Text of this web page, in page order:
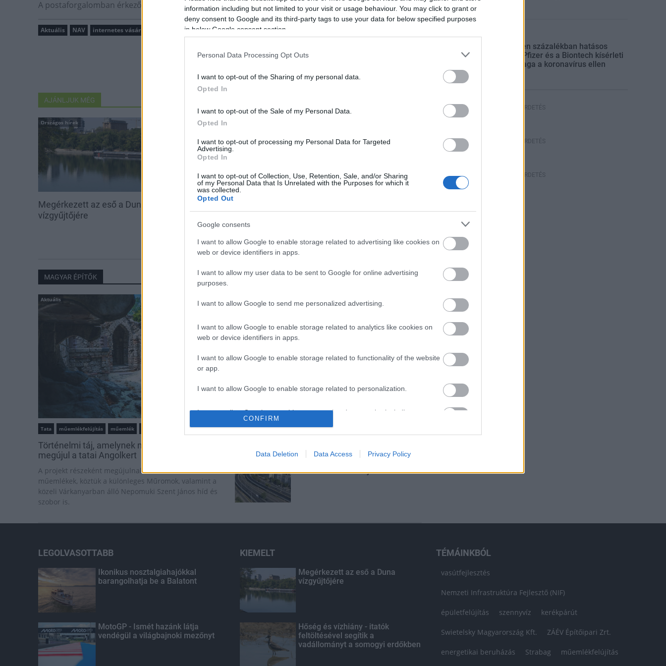
information including but not limited to your visit or usage behaviour. You may click to grant or
deny consent to Google and its third-party tags to use your data for below specified purposes
in below Google consent section.
Personal Data Processing Opt Outs
I want to opt-out of the Sharing of my personal data.
Opted In
I want to opt-out of the Sale of my Personal Data.
Opted In
I want to opt-out of processing my Personal Data for Targeted
Advertising.
Opted In
I want to opt-out of Collection, Use, Retention, Sale, and/or Sharing
of my Personal Data that Is Unrelated with the Purposes for which it
was collected.
Opted Out
Google consents
I want to allow Google to enable storage related to advertising like cookies on
web or device identifiers in apps.
I want to allow my user data to be sent to Google for online advertising
purposes.
I want to allow Google to send me personalized advertising.
I want to allow Google to enable storage related to analytics like cookies on
web or device identifiers in apps.
I want to allow Google to enable storage related to functionality of the website
or app.
I want to allow Google to enable storage related to personalization.
I want to allow Google to enable storage related to security, including
authentication functionality and fraud prevention, and other user protection.
CONFIRM
Data Deletion Data Access Privacy Policy
A postaforgalomban érkező küldeményeket a Magyar Posta Zrt. kezeli - tették hozzá.
Aktuális NAV internetes vásárlás termék rendelés Magyar Posta Zrt.
AJÁNLJUK MÉG
Országos hírek
Megérkezett az eső a Duna
vízgyűjtőjére
Hőség és vízhiány - itatók
vadállományt a somogyi
erdőkben
MAGYAR ÉPÍTŐK
Aktuális
Tata műemlékfelújítás műemlék
Történelmi táj, amelynek minden köve mesél –
megújul a tatai Angolkert
A projekt részeként megújulnak a területen található
műemlékek, köztük a különleges Műromok, valamint a
közeli Várkanyarban álló Nepomuki Szent János híd és
szobor is.
M1 bővítés: már zajlik a teljesen új
Bicske Kelet csomópont építése
Új gyalogosátkelők és jelzőlámpás
csomópont épül Angyalföldön
Másfélszeresére bővítik
református iskoláját
be a Flórián téri felüljárón
Kilencven százalékban hatásos
lehet a Pfizer és a Biontech kísérleti
oltóanyaga a koronavírus ellen
HIRDETÉS
HÍRDETÉS
HÍRDETÉS
LEGOLVASOTTABB
Ikonikus nosztalgiahajókkal
barangolhatja be a Balatont
MotoGP - Ismét hazánk látja
vendégül a világbajnoki mezőnyt
KIEMELT
Megérkezett az eső a Duna
vízgyűjtőjére
Hőség és vízhiány - itatók
feltöltésével segítik a
vadállományt a somogyi erdőkben
TÉMÁINKBÓL
vasútfejlesztés
Nemzeti Infrastruktúra Fejlesztő (NIF)
épületfelújítás szennyvíz kerékpárút
Swietelsky Magyarország Kft. ZÁÉV Építőipari Zrt.
energetikai beruházás Strabag műemlékfelújítás